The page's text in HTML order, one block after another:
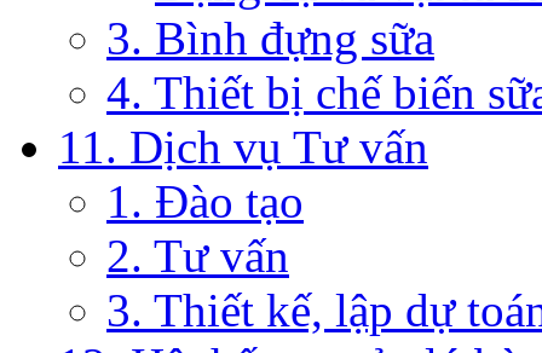
3. Bình đựng sữa
4. Thiết bị chế biến
11. Dịch vụ Tư vấn
1. Đào tạo
2. Tư vấn
3. Thiết kế, lập dự